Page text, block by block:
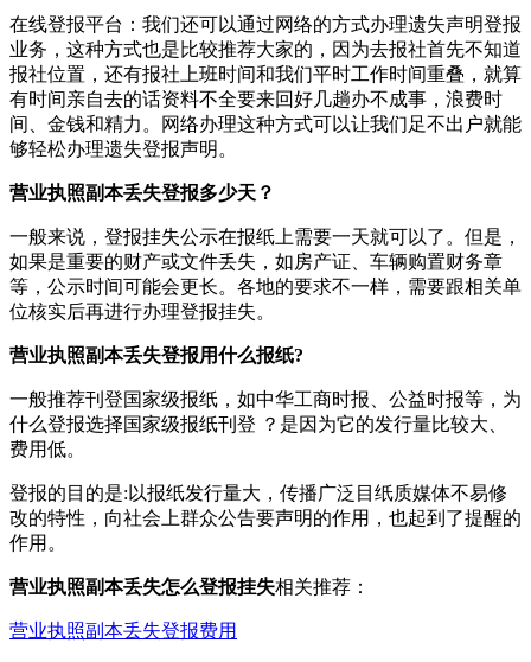
在线登报平台‌：‌我们还可以通过网络的方式办理遗失声明登报
业务，这种方式也是比较推荐大家的，因为去报社首先不知道
报社位置，还有报社上班时间和我们平时工作时间重叠，就算
有时间亲自去的话资料不全要来回好几趟办不成事，浪费时
间、金钱和精力。网络办理这种方式可以让我们足不出户就能
够轻松办理遗失登报声明。
营业执照副本丢失登报多少天？
一般来说，登报挂失公示在报纸上需要一天就可以了。但是，
如果是重要的财产或文件丢失，如房产证、车辆购置财务章
等，公示时间可能会更长。各地的要求不一样，需要跟相关单
位核实后再进行办理登报挂失。
营业执照副本丢失登报用什么报纸?
一般推荐刊登国家级报纸，如中华工商时报、公益时报等，为
什么登报选择国家级报纸刊登 ？是因为它的发行量比较大、
费用低。
登报的目的是:以报纸发行量大，传播广泛目纸质媒体不易修
改的特性，向社会上群众公告要声明的作用，也起到了提醒的
作用。
营业执照副本丢失怎么登报挂失相关推荐：
营业执照副本丢失登报费用